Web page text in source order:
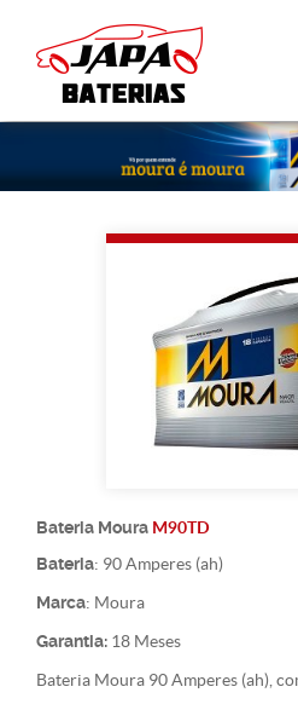
Bateria Moura M90TD
Bateria: 90 Amperes (ah)
Marca: Moura
Garantia: 18 Meses
Bateria Moura 90 Amperes (ah),